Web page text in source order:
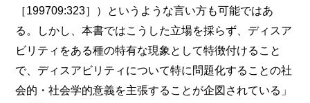
［199709:323］）というような言い方も可能ではあ
る。しかし、本書ではこうした立場を採らず、ディスア
ビリティをある種の特有な現象として特徴付けること
で、ディスアビリティについて特に問題化することの社
会的・社会学的意義を主張することが企図されている」